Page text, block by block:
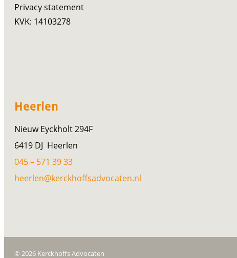
Privacy statement
KVK: 14103278
Heerlen
Nieuw Eyckholt 294F
6419 DJ Heerlen
045 – 571 39 33
heerlen@kerckhoffsadvocaten.nl
© 2026 Kerckhoffs Advocaten